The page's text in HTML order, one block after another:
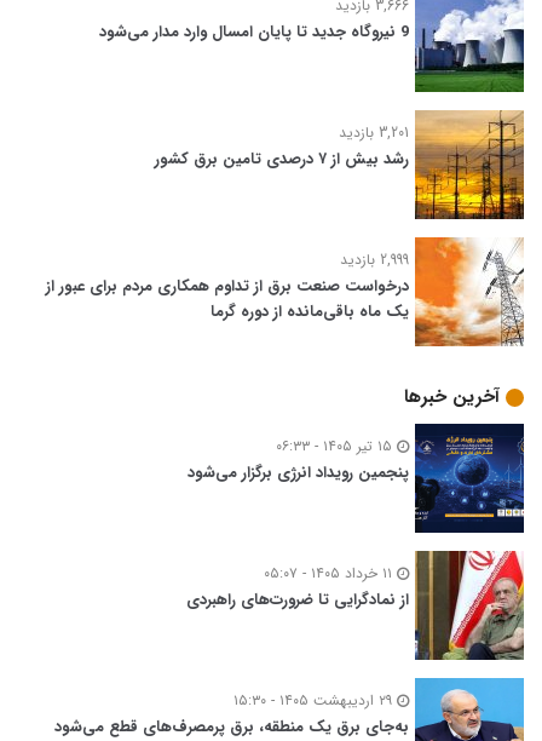
3,666 بازدید
9 نیروگاه جدید تا پایان امسال وارد مدار می‌شود
3,201 بازدید
رشد بیش از ۷ درصدی تامین برق کشور
2,999 بازدید
درخواست صنعت برق از تداوم همکاری مردم برای عبور از
یک ماه باقی‌مانده از دوره گرما
آخرین خبرها
پنجمین رویداد انرژی برگزار می‌شود
از نمادگرایی تا ضرورت‌های راهبردی
به‌جای برق یک منطقه، برق پرمصرف‌های قطع می‌شود